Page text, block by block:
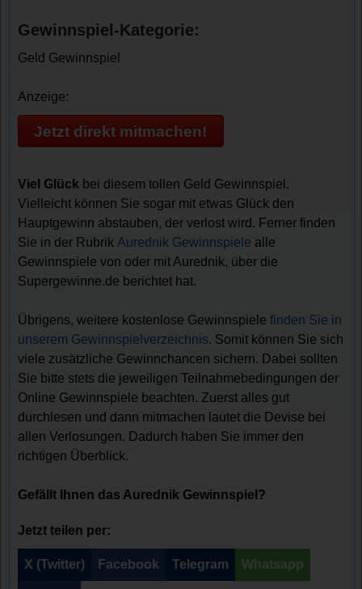
Gewinnspiel-Kategorie:
Geld Gewinnspiel
Anzeige:
Jetzt direkt mitmachen!
Viel Glück bei diesem tollen Geld Gewinnspiel.
Vielleicht können Sie sogar mit etwas Glück den
Hauptgewinn abstauben, der verlost wird. Ferner finden
Sie in der Rubrik Aurednik Gewinnspiele alle
Gewinnspiele von oder mit Aurednik, über die
Supergewinne.de berichtet hat.
Übrigens, weitere kostenlose Gewinnspielefinden Sie in
unserem Gewinnspielverzeichnis. Somit können Sie sich
viele zusätzliche Gewinnchancen sichern. Dabei sollten
Sie bitte stets die jeweiligen Teilnahmebedingungen der
Online Gewinnspiele beachten. Zuerst alles gut
durchlesen und dann mitmachen lautet die Devise bei
allen Verlosungen. Dadurch haben Sie immer den
richtigen Überblick.
Gefällt Ihnen das Aurednik Gewinnspiel?
Jetzt teilen per:
X (Twitter) Facebook Telegram Whatsapp